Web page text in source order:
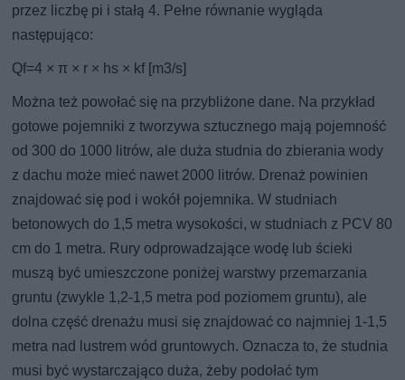
przez liczbę pi i stałą 4. Pełne równanie wygląda
następująco:
Qf=4 × π × r × hs × kf [m3/s]
Można też powołać się na przybliżone dane. Na przykład
gotowe pojemniki z tworzywa sztucznego mają pojemność
od 300 do 1000 litrów, ale duża studnia do zbierania wody
z dachu może mieć nawet 2000 litrów. Drenaż powinien
znajdować się pod i wokół pojemnika. W studniach
betonowych do 1,5 metra wysokości, w studniach z PCV 80
cm do 1 metra. Rury odprowadzające wodę lub ścieki
muszą być umieszczone poniżej warstwy przemarzania
gruntu (zwykle 1,2-1,5 metra pod poziomem gruntu), ale
dolna część drenażu musi się znajdować co najmniej 1-1,5
metra nad lustrem wód gruntowych. Oznacza to, że studnia
musi być wystarczająco duża, żeby podołać tym